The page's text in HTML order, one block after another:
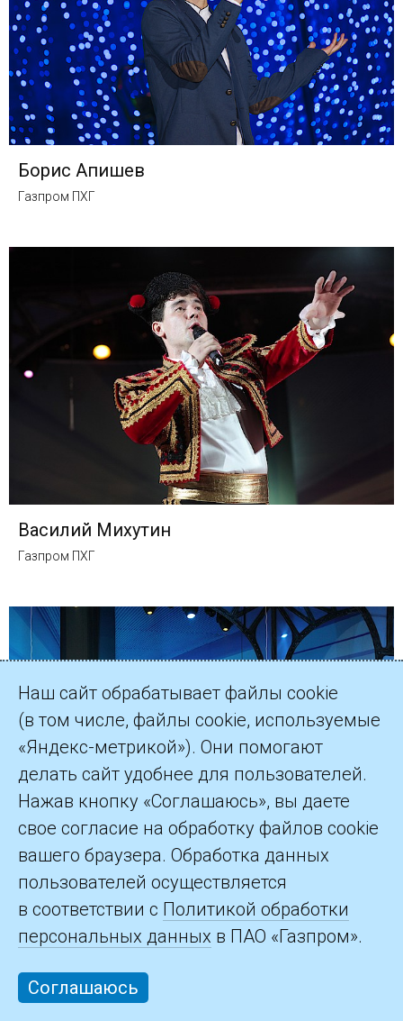
Борис Апишев
Газпром ПХГ
Василий Михутин
Газпром ПХГ
Хореографический ансамбль
«Вдохновение»
Газпром ПХГ
Наш сайт обрабатывает файлы cookie
(в том числе, файлы cookie, используемые
«Яндекс-метрикой»). Они помогают
делать сайт удобнее для пользователей.
Нажав кнопку «Соглашаюсь», вы даете
свое согласие на обработку файлов cookie
вашего браузера. Обработка данных
пользователей осуществляется
в соответствии с Политикой обработки
персональных данных в ПАО «Газпром».
Соглашаюсь